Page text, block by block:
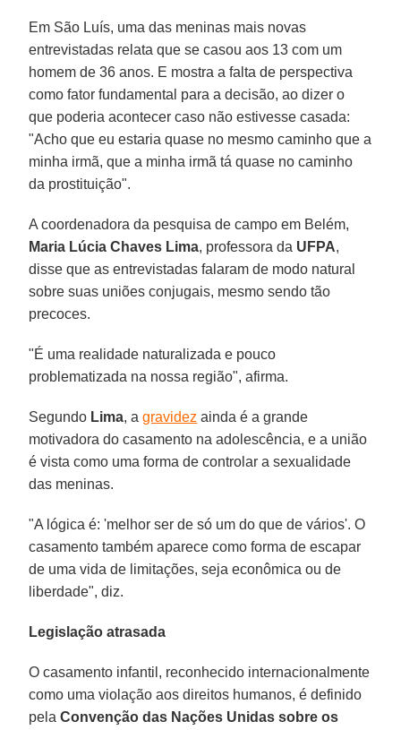
Em São Luís, uma das meninas mais novas
entrevistadas relata que se casou aos 13 com um
homem de 36 anos. E mostra a falta de perspectiva
como fator fundamental para a decisão, ao dizer o
que poderia acontecer caso não estivesse casada:
"Acho que eu estaria quase no mesmo caminho que a
minha irmã, que a minha irmã tá quase no caminho
da prostituição".
A coordenadora da pesquisa de campo em Belém,
Maria Lúcia Chaves Lima, professora da UFPA,
disse que as entrevistadas falaram de modo natural
sobre suas uniões conjugais, mesmo sendo tão
precoces.
"É uma realidade naturalizada e pouco
problematizada na nossa região", afirma.
Segundo Lima, agravidez ainda é a grande
motivadora do casamento na adolescência, e a união
é vista como uma forma de controlar a sexualidade
das meninas.
"A lógica é: 'melhor ser de só um do que de vários'. O
casamento também aparece como forma de escapar
de uma vida de limitações, seja econômica ou de
liberdade", diz.
Legislação atrasada
O casamento infantil, reconhecido internacionalmente
como uma violação aos direitos humanos, é definido
pelaConvenção das Nações Unidas sobre os